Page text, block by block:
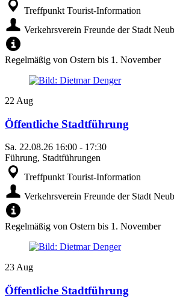
Treffpunkt Tourist-Information
Verkehrsverein Freunde der Stadt
Regelmäßig von Ostern bis 1. November
22 Aug
Öffentliche Stadtführung
Sa. 22.08.26 16:00 - 17:30
Führung, Stadtführungen
Treffpunkt Tourist-Information
Verkehrsverein Freunde der Stadt
Regelmäßig von Ostern bis 1. November
23Aug
Öffentliche Stadtführung